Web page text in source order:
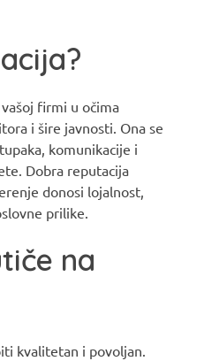
firmi u očima
i šire javnosti. Ona se
komunikacije i
Dobra reputacija
donosi lojalnost,
prilike.
na
kvalitetan i povoljan.